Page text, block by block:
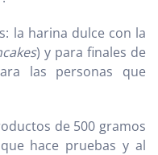
la harina dulce con la
) y para finales de
las personas que
de 500 gramos
hace pruebas y al